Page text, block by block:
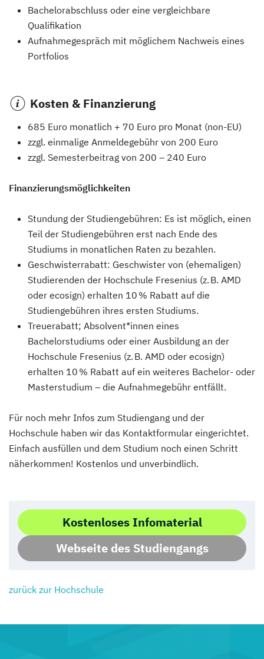
Bachelorabschluss oder eine vergleichbare
Qualifikation
Aufnahmegespräch mit möglichem Nachweis eines
Portfolios
Kosten & Finanzierung
685 Euro monatlich + 70 Euro pro Monat (non-EU)
zzgl. einmalige Anmeldegebühr von 200 Euro
zzgl. Semesterbeitrag von 200 – 240 Euro
Finanzierungsmöglichkeiten
Stundung der Studiengebühren: Es ist möglich, einen
Teil der Studiengebühren erst nach Ende des
Studiums in monatlichen Raten zu bezahlen.
Geschwisterrabatt: Geschwister von (ehemaligen)
Studierenden der Hochschule Fresenius (z. B. AMD
oder ecosign) erhalten 10 % Rabatt auf die
Studiengebühren ihres ersten Studiums.
Treuerabatt; Absolvent*innen eines
Bachelorstudiums oder einer Ausbildung an der
Hochschule Fresenius (z. B. AMD oder ecosign)
erhalten 10 % Rabatt auf ein weiteres Bachelor- oder
Masterstudium – die Aufnahmegebühr entfällt.
Für noch mehr Infos zum Studiengang und der
Hochschule haben wir das Kontaktformular eingerichtet.
Einfach ausfüllen und dem Studium noch einen Schritt
näherkommen! Kostenlos und unverbindlich.
Kostenloses Infomaterial
Webseite des Studiengangs
zurück zur Hochschule